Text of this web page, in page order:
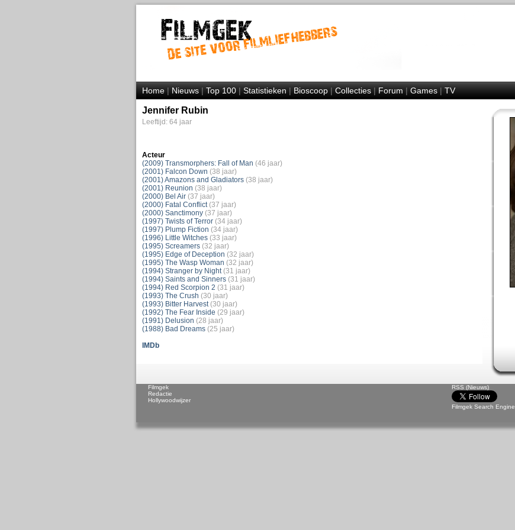
Home|Nieuws|Top 100|Statistieken|Bioscoop|Collecties|Forum|Games|TV
Jennifer Rubin
Leeftijd: 64 jaar
Acteur
(2009) Transmorphers: Fall of Man (46 jaar)
(2001) Falcon Down (38 jaar)
(2001) Amazons and Gladiators (38 jaar)
(2001) Reunion (38 jaar)
(2000) Bel Air (37 jaar)
(2000) Fatal Conflict (37 jaar)
(2000) Sanctimony (37 jaar)
(1997) Twists of Terror (34 jaar)
(1997) Plump Fiction (34 jaar)
(1996) Little Witches (33 jaar)
(1995) Screamers (32 jaar)
(1995) Edge of Deception (32 jaar)
(1995) The Wasp Woman (32 jaar)
(1994) Stranger by Night (31 jaar)
(1994) Saints and Sinners (31 jaar)
(1994) Red Scorpion 2 (31 jaar)
(1993) The Crush (30 jaar)
(1993) Bitter Harvest (30 jaar)
(1992) The Fear Inside (29 jaar)
(1991) Delusion (28 jaar)
(1988) Bad Dreams (25 jaar)
IMDb
RSS (Nieuws)
Filmgek Search Engine
Filmgek
Redactie
Hollywoodwijzer